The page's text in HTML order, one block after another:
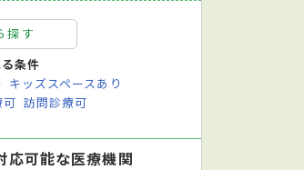
探す
条件
キッズスペースあり
訪問診療可
応可能な医療機関